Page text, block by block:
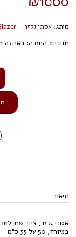
מותג: אסתי גלזר - Esti Glazer
מדיניות החזרה: באריזה
תיאור
אסתי גלזר, ציור שמן
במיוחד, 50 על 35 ס"מ